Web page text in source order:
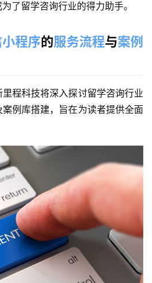
了留学咨询行业的得力助手。
程序的服务流程与案例
里程科技将深入探讨留学咨询行业
例库搭建，旨在为读者提供全面